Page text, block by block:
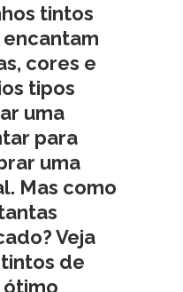
tintos
cores e
tipos
uma
para
uma
Mas como
Veja
de